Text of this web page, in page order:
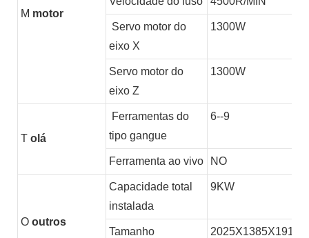
M motor
Servo motor do
eixo X
1300W
Servo motor do
eixo Z
1300W
T olá
Ferramentas do
tipo gangue
6--9
Ferramenta ao vivo NO
O outros
Capacidade total
instalada
9KW
Tamanho 2025X1385X1910